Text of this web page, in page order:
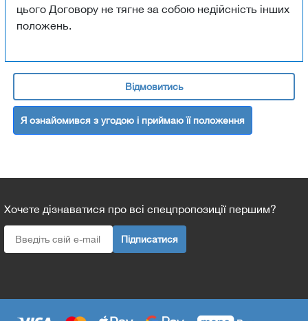
цього Договору не тягне за собою недійсність інших
положень.
Відмовитись
Я ознайомився з угодою і приймаю її положення
Хочете дізнаватися про всі спецпропозиції першим?
Підписатися